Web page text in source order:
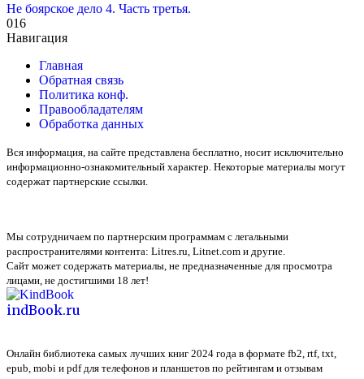
Не боярское дело 4. Часть третья.
016
Навигация
Главная
Обратная связь
Политика конф.
Правообладателям
Обработка данных
Вся информация, на сайте представлена бесплатно, носит исключительно
информационно-ознакомительный характер. Некоторые материалы могут
содержат партнерские ссылки.
Мы сотрудничаем по партнерским программам с легальными
распространителями контента: Litres.ru, Litnet.com и другие.
Сайт может содержать материалы, не предназначенные для просмотра
лицами, не достигшими 18 лет!
indBook.ru
Онлайн библиотека самых лучших книг 2024 года в формате fb2, rtf, txt,
epub, mobi и pdf для телефонов и планшетов по рейтингам и отзывам